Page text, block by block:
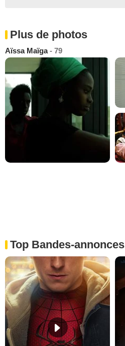
Plus de photos
Aïssa Maïga- 79
Top Bandes-annonces